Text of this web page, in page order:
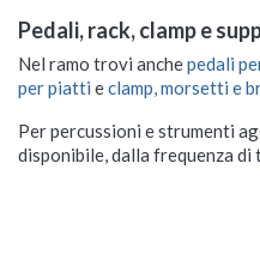
Pedali, rack, clamp e
Nel ramo trovi anchepedali
per piatti eclamp, morsetti e
Per percussioni e strumenti
disponibile, dalla frequenza